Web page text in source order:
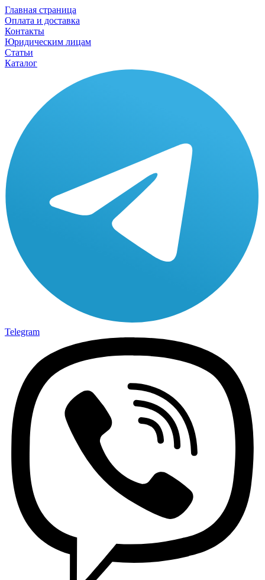
Главная страница
Оплата и доставка
Контакты
Юридическим лицам
Статьи
Каталог
Telegram